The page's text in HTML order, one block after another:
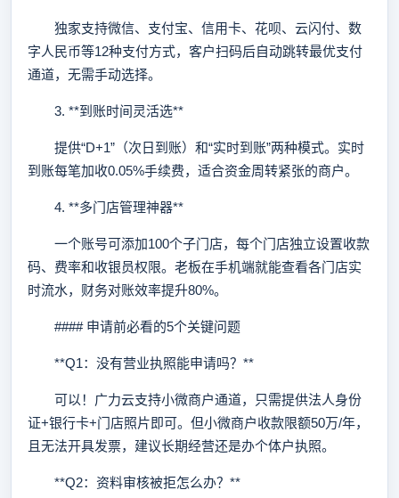
独家支持微信、支付宝、信用卡、花呗、云闪付、数
字人民币等12种支付方式，客户扫码后自动跳转最优支付
通道，无需手动选择。
3. **到账时间灵活选**
提供“D+1”（次日到账）和“实时到账”两种模式。实时
到账每笔加收0.05%手续费，适合资金周转紧张的商户。
4. **多门店管理神器**
一个账号可添加100个子门店，每个门店独立设置收款
码、费率和收银员权限。老板在手机端就能查看各门店实
时流水，财务对账效率提升80%。
#### 申请前必看的5个关键问题
**Q1：没有营业执照能申请吗？**
可以！广力云支持小微商户通道，只需提供法人身份
证+银行卡+门店照片即可。但小微商户收款限额50万/年，
且无法开具发票，建议长期经营还是办个体户执照。
**Q2：资料审核被拒怎么办？**